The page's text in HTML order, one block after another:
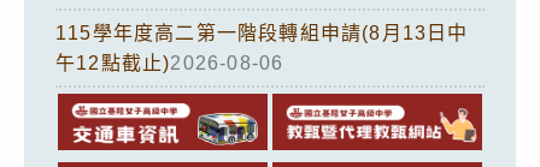
115學年度高二第一階段轉組申請(8月13日中
午12點截止)2026-08-06